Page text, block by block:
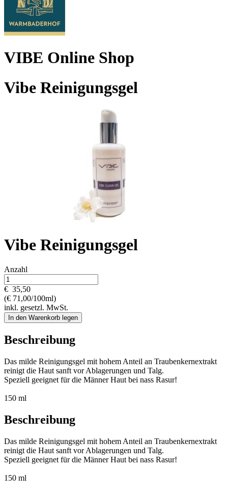
VIBE Online Shop
Vibe Reinigungsgel
Vibe Reinigungsgel
Anzahl
€ 35,50
(€ 71,00/100ml)
inkl. gesetzl. MwSt.
In den Warenkorb legen
Beschreibung
Das milde Reinigungsgel mit hohem Anteil an Traubenkernextrakt
reinigt die Haut sanft vor Ablagerungen und Talg.
Speziell geeignet für die Männer Haut bei nass Rasur!
150 ml
Beschreibung
Das milde Reinigungsgel mit hohem Anteil an Traubenkernextrakt
reinigt die Haut sanft vor Ablagerungen und Talg.
Speziell geeignet für die Männer Haut bei nass Rasur!
150 ml